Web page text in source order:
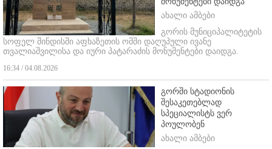
ახალი ამბები
გორის მუნიციპალიტეტის
სოფელ შინდისში აფხაზეთის ომში დაღუპული ივანე
თვალიაშვილისა და იური პატარაძის მონუმენტები დაიდგა.
16:34 / 04.08.2026
გორში სტადიონის
შესაკეთებლად
სპეციალისტს ვერ
პოულობენ
ახალი ამბები